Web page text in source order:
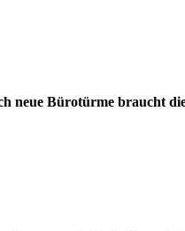
neue Bürotürme braucht